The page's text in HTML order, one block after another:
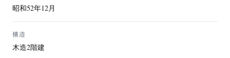
昭和52年12月
構造
木造2階建